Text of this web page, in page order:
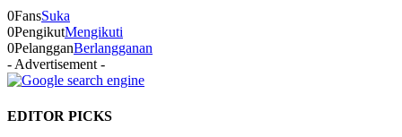
0FansSuka
0PengikutMengikuti
0PelangganBerlangganan
- Advertisement -
EDITOR PICKS